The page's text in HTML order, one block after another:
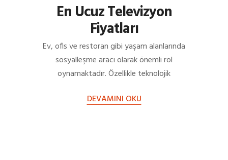
En Ucuz Televizyon
Fiyatları
Ev, ofis ve restoran gibi yaşam alanlarında
sosyalleşme aracı olarak önemli rol
oynamaktadır. Özellikle teknolojik
ürünler piyasaya sunuldu.…
DEVAMINI OKU